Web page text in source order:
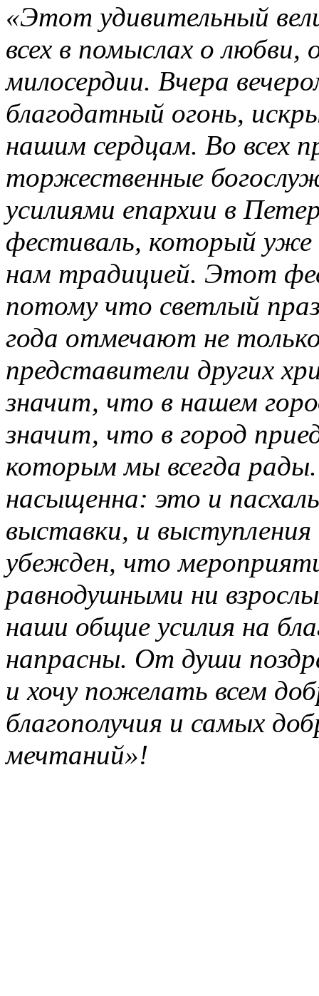
«Этот удивительный
всех в помыслах о
милосердии. Вчера
благодатный огонь,
нашим сердцам. Во всех
торжественные
усилиями епархии в
фестиваль, который уже
нам традицией. Этот
потому что светлый
года отмечают не
представители других
значит, что в нашем
значит, что в город
которым мы всегда
насыщенна: это и
выставки, и
убежден, что
равнодушными ни
наши общие усилия на
напрасны. От души
и хочу пожелать всем
благополучия и самых
мечтаний»!